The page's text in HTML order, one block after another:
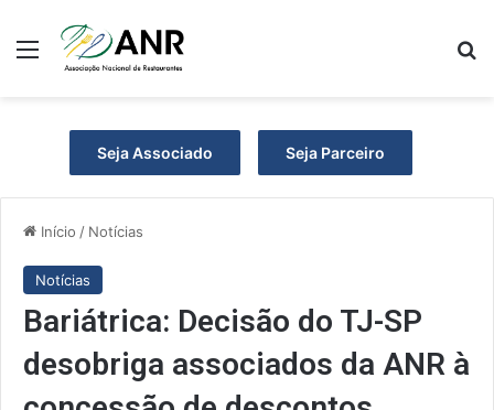
Menu
Seja Associado Seja Parceiro
Início / Notícias
Notícias
Bariátrica: Decisão do TJ-SP
desobriga associados da ANR à